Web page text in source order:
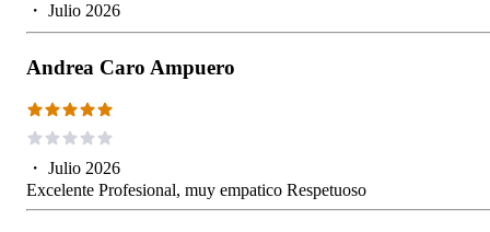
・ Julio 2026
Andrea Caro Ampuero
・ Julio 2026
Excelente Profesional, muy empatico Respetuoso